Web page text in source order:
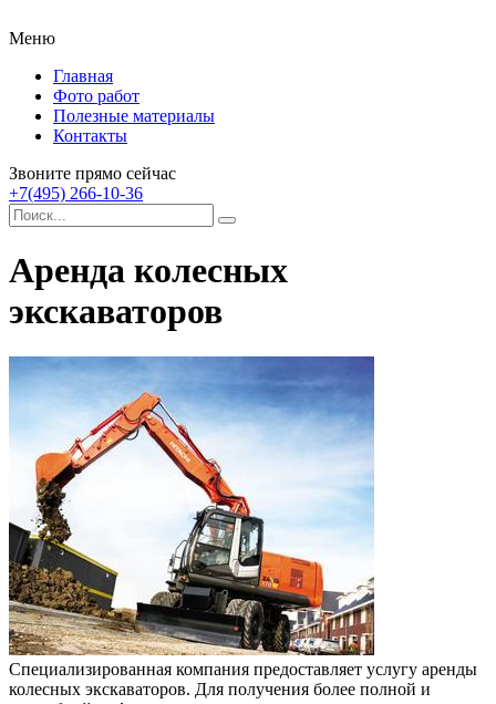
Меню
Главная
Фото работ
Полезные материалы
Контакты
Звоните прямо сейчас
+7(495) 266-10-36
Аренда колесных
экскаваторов
Специализированная компания предоставляет услугу аренды
колесных экскаваторов. Для получения более полной и